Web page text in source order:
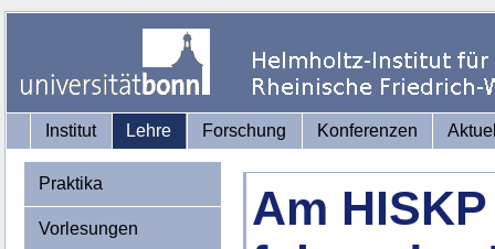
Institut Lehre Forschung Konferenzen
Praktika
Vorlesungen
Am